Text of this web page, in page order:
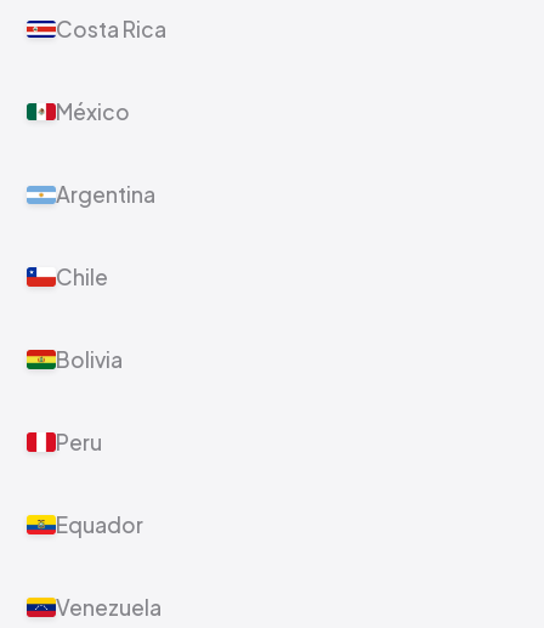
Costa Rica
México
Argentina
Chile
Bolivia
Peru
Equador
Venezuela